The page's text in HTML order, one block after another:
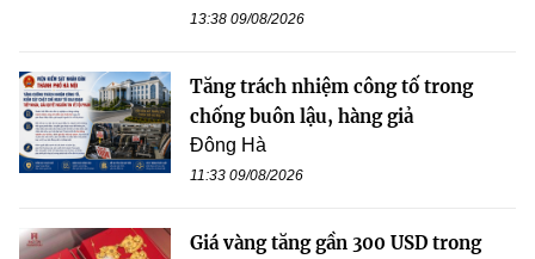
13:38 09/08/2026
Tăng trách nhiệm công tố trong
chống buôn lậu, hàng giả
Đông Hà
11:33 09/08/2026
Giá vàng tăng gần 300 USD trong